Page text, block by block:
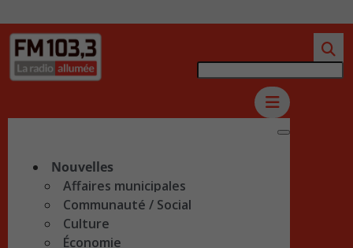
Nouvelles
Affaires municipales
Communauté / Social
Culture
Économie